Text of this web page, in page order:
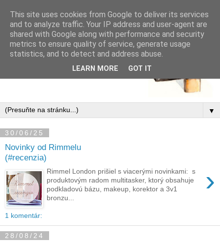
▼
30/06/25
Novinky od Rimmelu
(#recenzia)
›
Rimmel London prišiel s viacerými novinkami: s
produktovým radom multitasker, ktorý obsahuje
podkladovú bázu, makeup, korektor a 3v1
bronzu...
1 komentár:
28/08/24
This site uses cookies from Google to deliver its services
and to analyze traffic. Your IP address and user-agent are
shared with Google along with performance and security
metrics to ensure quality of service, generate usage
statistics, and to detect and address abuse.
LEARN MORE GOT IT